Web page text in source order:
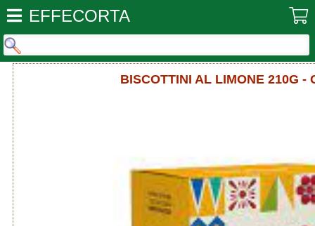
EFFECORTA
BISCOTTINI AL LIMONE 210G -